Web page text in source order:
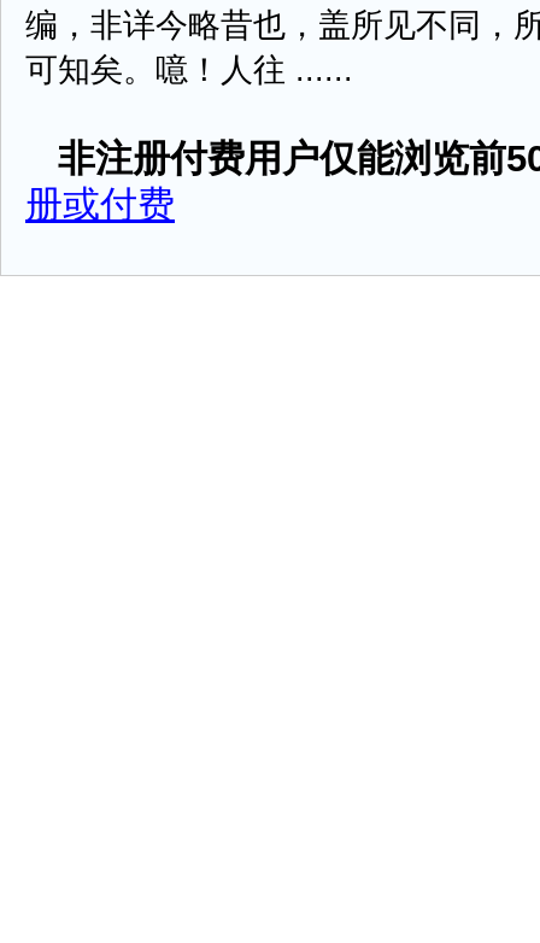
编，非详今略昔也，盖所见不同，
可知矣。噫！人往 ......
非注册付费用户仅能浏览前
册或付费